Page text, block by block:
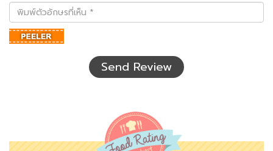
พิมพ์
ตัว
อักษร
ที่
Send Review